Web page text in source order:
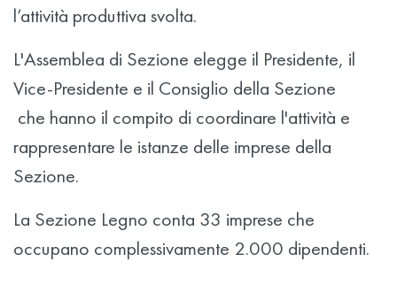
l’attività produttiva svolta.
L'Assemblea di Sezione elegge il Presidente, il
Vice-Presidente e il Consiglio della Sezione
che hanno il compito di coordinare l'attività e
rappresentare le istanze delle imprese della
Sezione.
La Sezione Legno conta 33 imprese che
occupano complessivamente 2.000 dipendenti.